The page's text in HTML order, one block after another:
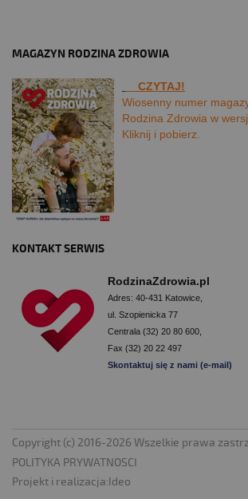
MAGAZYN RODZINA ZDROWIA
CZYTAJ!
Wiosenny numer
Rodzina Zdrowia w
Kliknij i pobierz.
KONTAKT SERWIS
RodzinaZdrowia.pl
Adres: 40-431 Katowice,
ul. Szopienicka 77
Centrala (32) 20 80 600,
Fax (32) 20 22 497
Skontaktuj się z nami (e-mail)
Copyright (c) 2016-2026 Wszelkie prawa
POLITYKA PRYWATNOSCI
Projekt i realizacja:Ideo